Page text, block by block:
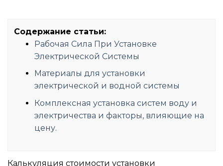
Содержание статьи:
Рабочая Сила При Установке
Электрической Системы
Материалы для установки
электрической и водной системы
Комплексная установка систем воду и
электричества и факторы, влияющие на
цену.
Калькуляция стоимости установки